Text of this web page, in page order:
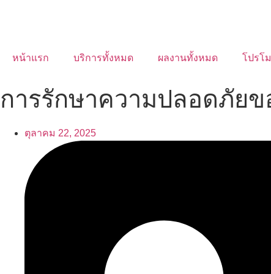
หน้าแรก บริการทั้งหมด ผลงานทั้งหมด โปรโ
การรักษาความปลอดภัยข
ตุลาคม 22, 2025